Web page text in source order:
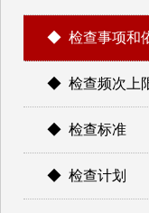
◆ 检查事项和
◆ 检查频次上
◆ 检查标准
◆ 检查计划